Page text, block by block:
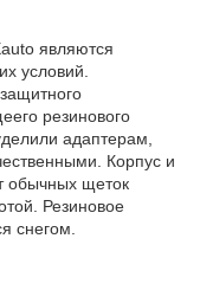
являются
условий.
резинового
адаптерам,
Корпус и
обычных щеток
Резиновое
снегом.